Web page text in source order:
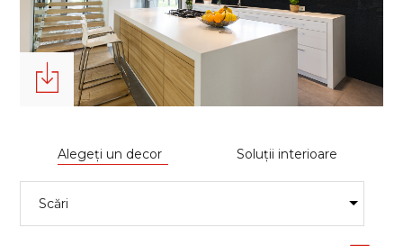
Alegeţi un decor Soluţii interioare